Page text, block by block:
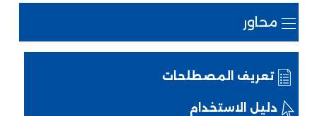
محاور
تعريف المصطلحات
دليل الاستخدام